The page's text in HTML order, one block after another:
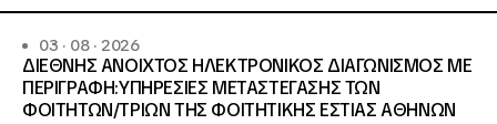
03 · 08 · 2026
ΔΙΕΘΝΗΣ ΑΝΟΙΧΤΟΣ ΗΛΕΚΤΡΟΝΙΚΟΣ ΔΙΑΓΩΝΙΣΜΟΣ ΜΕ
ΠΕΡΙΓΡΑΦΗ:ΥΠΗΡΕΣΙΕΣ METAΣΤΕΓΑΣΗΣ ΤΩΝ
ΦΟΙΤΗΤΩΝ/ΤΡΙΩΝ ΤΗΣ ΦΟΙΤΗΤΙΚΗΣ ΕΣΤΙΑΣ ΑΘΗΝΩΝ